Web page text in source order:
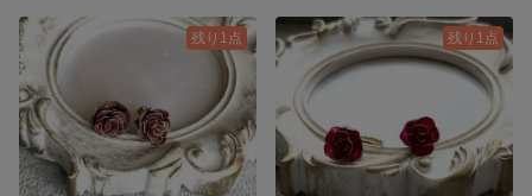
残り1点 残り1点